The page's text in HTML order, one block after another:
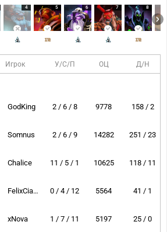
4 5 6 7 8
Игрок У/С/П ОЦ Д/Н
GodKing 2 / 6 / 8 9778 158 / 2
Somnus 2 / 6 / 9 14282 251 / 23
Chalice 11 / 5 / 1 10625 118 / 11
FelixCiaoBa 0 / 4 / 12 5564 41 / 1
xNova 1 / 7 / 11 5197 25 / 0